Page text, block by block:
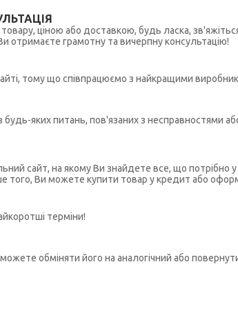
ціною або доставкою, будь ласка,
отримаєте грамотну та вичерпну консультацію!
тому що співпрацюємо з найкращими
яких питань, пов'язаних з несправностями
сайт, на якому Ви знайдете все, що
того, Ви можете купити товар у кредит або
терміни!
обміняти його на аналогічний або